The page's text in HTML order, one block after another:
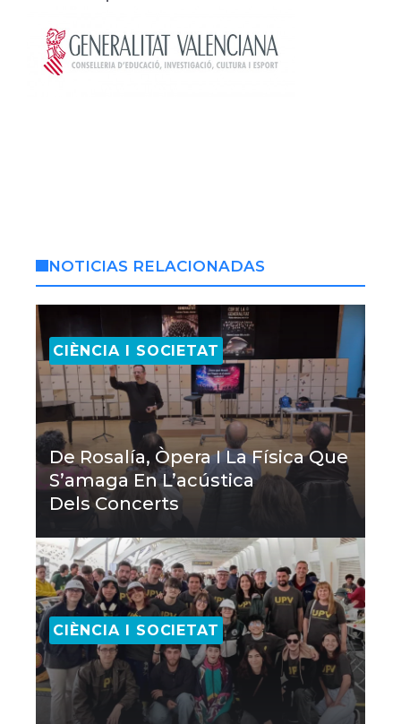
NOTICIAS RELACIONADAS
CIÈNCIA I SOCIETAT
De Rosalía, Òpera I La Física Que
S’amaga En L’acústica
Dels Concerts
CIÈNCIA I SOCIETAT